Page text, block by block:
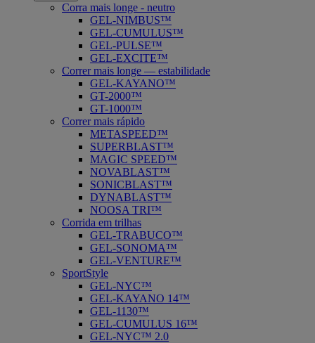
Corra mais longe - neutro
GEL-NIMBUS™
GEL-CUMULUS™
GEL-PULSE™
GEL-EXCITE™
Correr mais longe — estabilidade
GEL-KAYANO™
GT-2000™
GT-1000™
Correr mais rápido
METASPEED™
SUPERBLAST™
MAGIC SPEED™
NOVABLAST™
SONICBLAST™
DYNABLAST™
NOOSA TRI™
Corrida em trilhas
GEL-TRABUCO™
GEL-SONOMA™
GEL-VENTURE™
SportStyle
GEL-NYC™
GEL-KAYANO 14™
GEL-1130™
GEL-CUMULUS 16™
GEL-NYC™ 2.0